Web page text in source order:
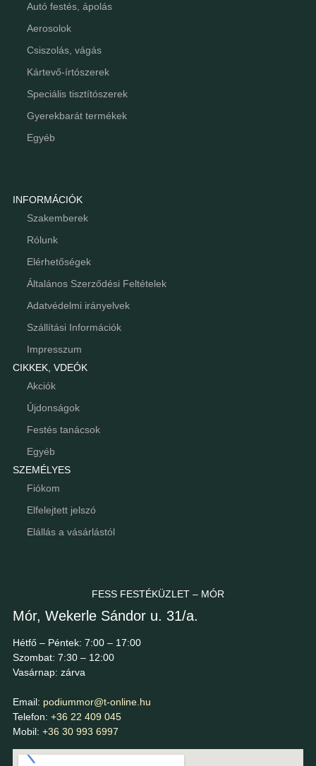
Autó festés, ápolás
Aerosolok
Csiszolás, vágás
Kártevő-írtószerek
Speciális tisztítószerek
Gyerekbarát termékek
Egyéb
INFORMÁCIÓK
Szakemberek
Rólunk
Elérhetőségek
Általános Szerződési Feltételek
Adatvédelmi irányelvek
Szállítási Információk
Impresszum
CIKKEK, VDEÓK
Akciók
Újdonságok
Festés tanácsok
Egyéb
SZEMÉLYES
Fiókom
Elfelejtett jelszó
Elállás a vásárlástól
FESS FESTÉKÜZLET – MÓR
Mór, Wekerle Sándor u. 31/a.
Hétfő – Péntek: 7:00 – 17:00
Szombat: 7:30 – 12:00
Vasárnap: zárva
Email: podiummor@t-online.hu
Telefon: +36 22 409 045
Mobil: +36 30 993 6997